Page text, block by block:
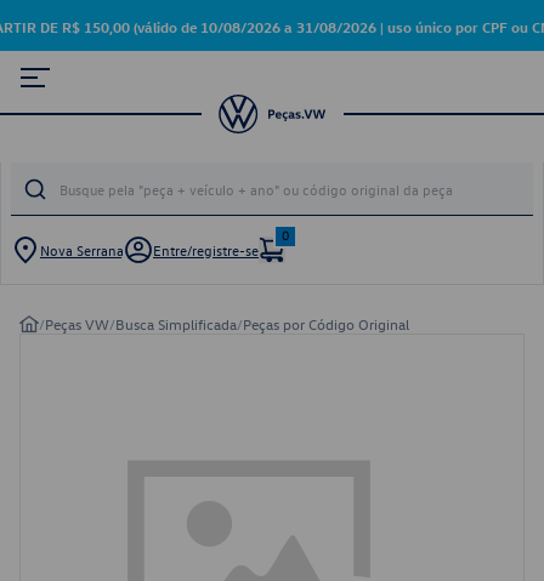
DE R$ 150,00 (válido de 10/08/2026 a 31/08/2026 | uso único por CPF ou
Nova Serrana Entre/registre-se
0
/Peças VW/Busca Simplificada/Peças por Código Original